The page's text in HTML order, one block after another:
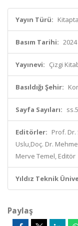
Yayın Türü:
Basım Tarihi: 2024
Yayınevi: Çizgi
Basıldığı Şehir:
Sayfa Sayıları:
Editörler: Prof.
Uslu,Doç. Dr.
Merve Temel, Editör
Yıldız Teknik
Paylaş